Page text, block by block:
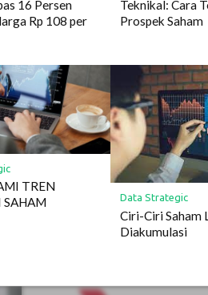
16 Persen
Rp 108 per
Teknikal: Cara
Prospek Saham
TREN
SAHAM
Data Strategic
Ciri-Ciri Saham
Diakumulasi